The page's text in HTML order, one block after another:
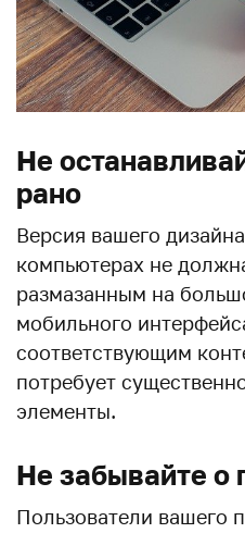
Не
рано
Версия вашего
компьютерах не
размазанным на
мобильного
соответствующим
потребует
элементы.
Не забывайте о
Пользователи вашего